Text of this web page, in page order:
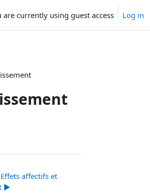
are currently using guest access Log in
affectifs et
▶︎